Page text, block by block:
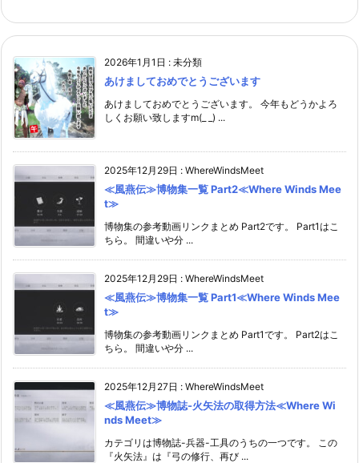
2026年1月1日 : 未分類
あけましておめでとうございます
あけましておめでとうございます。 今年もどうかよろ
しくお願い致しますm(_ _) ...
2025年12月29日 : WhereWindsMeet
≪風燕伝≫博物集一覧 Part2≪Where Winds Mee
t≫
博物集の参考動画リンクまとめ Part2です。 Part1はこ
ちら。 間違いや分 ...
2025年12月29日 : WhereWindsMeet
≪風燕伝≫博物集一覧 Part1≪Where Winds Mee
t≫
博物集の参考動画リンクまとめ Part1です。 Part2はこ
ちら。 間違いや分 ...
2025年12月27日 : WhereWindsMeet
≪風燕伝≫博物誌-火矢法の取得方法≪Where Wi
nds Meet≫
カテゴリは博物誌-兵器-工具のうちの一つです。 この
『火矢法』は『弓の修行、再び ...